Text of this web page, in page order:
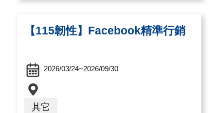
【115韌性】Facebook精準行銷
2026/03/24~2026/09/30
其它